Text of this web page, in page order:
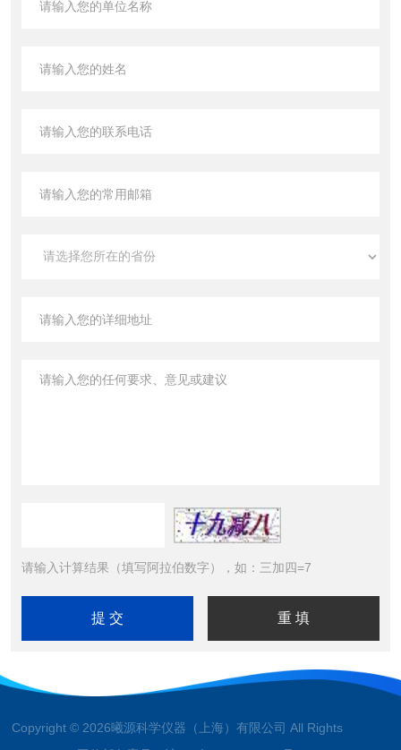
请输入计算结果（填写阿拉伯数字），如：三加四=7
Copyright © 2026曦源科学仪器（上海）有限公司 All Rights